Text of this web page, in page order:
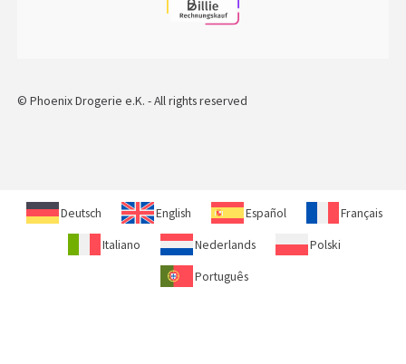
© Phoenix Drogerie e.K. - All rights reserved
Deutsch English Español Français
Italiano Nederlands Polski
Português